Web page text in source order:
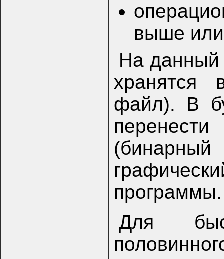
выше
На данный
хранятся
файл). В
программы.
Для